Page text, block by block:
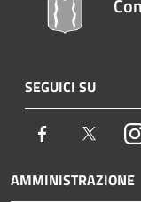
SEGUICI SU
Facebook Twitter
AMMINISTRAZIONE